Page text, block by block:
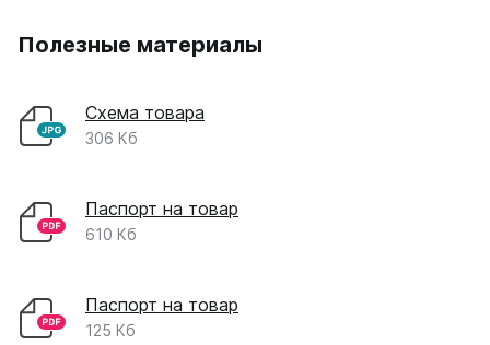
Полезные материалы
Схема товара
306 Кб
Паспорт на товар
610 Кб
Паспорт на товар
125 Кб